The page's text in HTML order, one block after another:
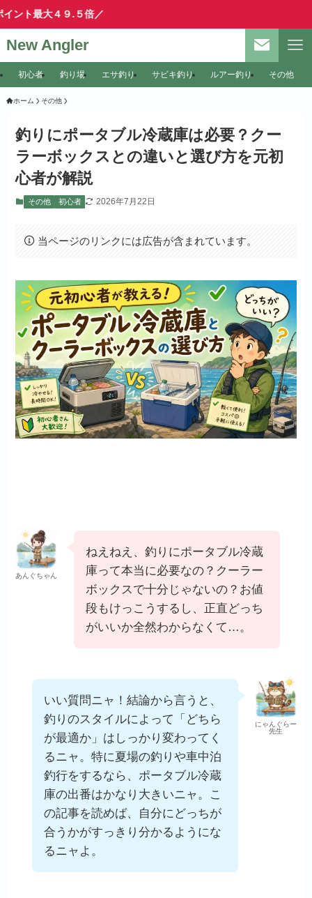
.５倍／
New Angler
初心者 釣り場 エサ釣り サビキ釣り ルアー釣り その他
ホーム その他
釣りにポータブル冷蔵庫は必要？クー
ラーボックスとの違いと選び方を元初
心者が解説
その他 初心者 2026年7月22日
当ページのリンクには広告が含まれています。
あんぐちゃん
ねえねえ、釣りにポータブル冷蔵
庫って本当に必要なの？クーラー
ボックスで十分じゃないの？お値
段もけっこうするし、正直どっち
がいいか全然わからなくて…。
にゃんぐらー
先生
いい質問ニャ！結論から言うと、
釣りのスタイルによって「どちら
が最適か」はしっかり変わってく
るニャ。特に夏場の釣りや車中泊
釣行をするなら、ポータブル冷蔵
庫の出番はかなり大きいニャ。こ
の記事を読めば、自分にどっちが
合うかがすっきり分かるようにな
るニャよ。